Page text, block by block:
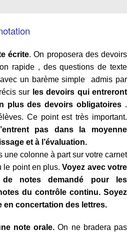
écrite. On proposera des devoirs
rapide , des questions de texte
un barème simple admis par
sur les devoirs qui entreront
plus des devoirs obligatoires .
Ce point est très important.
pas dans la moyenne
et à l’évaluation.
colonne à part sur votre carnet
le point en plus.Voyez avec votre
notes demandé pour les
du contrôle continu. Soyez
en concertation des lettres.
note orale. On ne bradera pas